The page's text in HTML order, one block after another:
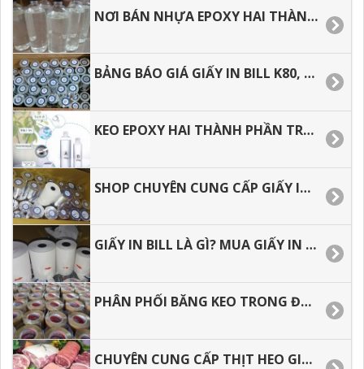
NƠI BÁN NHỰA EPOXY HAI THÀNH PHẦN AB GIÁ RẺ, GIAO HÀNG NHANH.
BẢNG BÁO GIÁ GIẤY IN BILL K80, GIẤY IN NHIỆT GIÁ RẺ
KEO EPOXY HAI THÀNH PHẦN TRONG SUỐT, BẢNG BÁO GIÁ.
SHOP CHUYÊN CUNG CẤP GIẤY IN BIL, GIẤY IN NHIỆT CHẤT LƯỢNG GIÁ RẺ.
GIẤY IN BILL LÀ GÌ? MUA GIẤY IN NHIỆT Ở ĐÂU GIÁ RẺ.
PHÂN PHỐI BĂNG KEO TRONG ĐỤC ĐỂ GÓI HÀNG HÓA.
CHUYÊN CUNG CẤP THỊT HEO GIÁ SỈ TẠI HỒ CHÍ MINH